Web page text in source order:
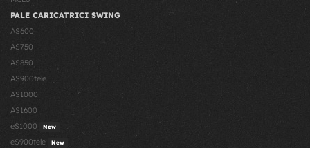
PALE CARICATRICI SWING
AS600
AS750
AS850
AS900tele
AS1000
AS1600
eS1000
New
eS900tele New